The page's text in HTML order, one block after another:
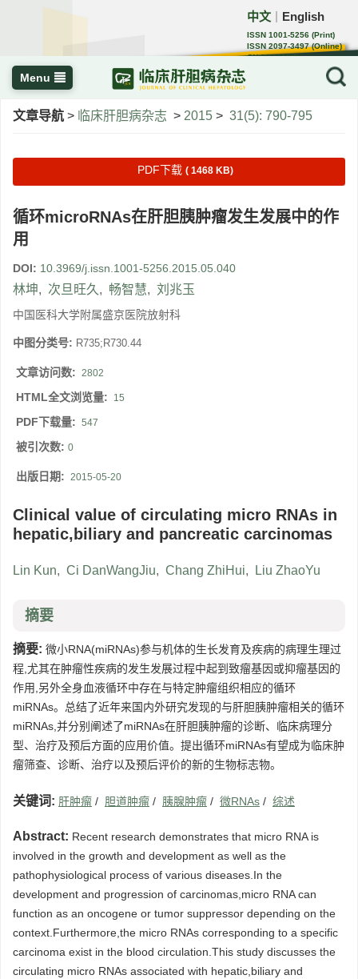
中文 English
ISSN 1001-5256 (Print)
ISSN 2097-3497 (Online)
CN 22-1108/R
Menu
文章导航 > 临床肝胆病杂志 > 2015 > 31(5): 790-795
PDF下载 ( 1468 KB)
循环microRNAs在肝胆胰肿瘤发生发展中的作
用
DOI: 10.3969/j.issn.1001-5256.2015.05.040
林坤, 次旦旺久 , 畅智慧, 刘兆玉
中国医科大学附属盛京医院放射科
中图分类号: R735;R730.44
文章访问数: 2802
HTML全文浏览量: 15
PDF下载量: 547
被引次数: 0
出版日期: 2015-05-20
Clinical value of circulating micro RNAs in
hepatic,biliary and pancreatic carcinomas
Lin Kun, Ci DanWangJiu, Chang ZhiHui, Liu ZhaoYu
摘要
摘要: 微小RNA(miRNAs)参与机体的生长发育及疾病的病理生理过
程,尤其在肿瘤性疾病的发生发展过程中起到致瘤基因或抑瘤基因的
作用,另外全身血液循环中存在与特定肿瘤组织相应的循环
miRNAs。总结了近年来国内外研究发现的与肝胆胰肿瘤相关的循环
miRNAs,并分别阐述了miRNAs在肝胆胰肿瘤的诊断、临床病理分
型、治疗及预后方面的应用价值。提出循环miRNAs有望成为临床肿
瘤筛查、诊断、治疗以及预后评价的新的生物标志物。
关键词: 肝肿瘤 / 胆道肿瘤 / 胰腺肿瘤 / 微RNAs / 综述
Abstract: Recent research demonstrates that micro RNA is
involved in the growth and development as well as the
pathophysiological process of various diseases.In the
development and progression of carcinomas,micro RNA can
function as an oncogene or tumor suppressor depending on the
context.Furthermore,the micro RNAs corresponding to a specific
carcinoma exist in the blood circulation.This study discusses the
circulating micro RNAs associated with hepatic,biliary and